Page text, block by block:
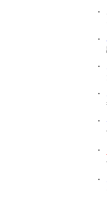
・
・
・
・
・
・
・